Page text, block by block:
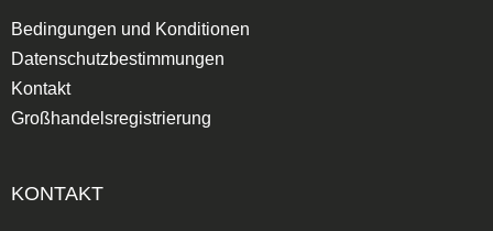
Bedingungen und Konditionen
Datenschutzbestimmungen
Kontakt
Großhandelsregistrierung
KONTAKT